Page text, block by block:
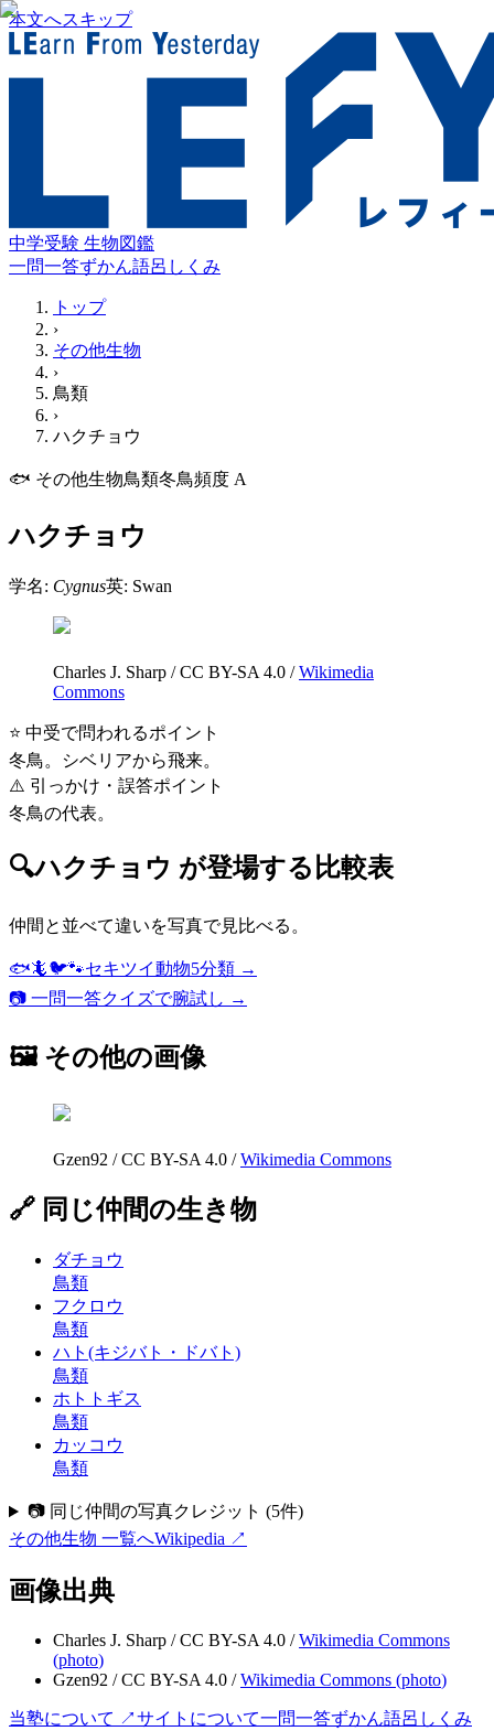
本文へスキップ
中学受験 生物図鑑
一問一答ずかん語呂 しくみ
トップ
›
その他生物
›
鳥類
›
ハクチョウ
🐟 その他生物鳥類冬鳥頻度 A
ハクチョウ
学名: Cygnus英: Swan
Charles J. Sharp /CC BY-SA 4.0 / Wikimedia
Commons
⭐ 中受で問われるポイント
冬鳥。シベリアから飛来。
⚠️ 引っかけ・誤答ポイント
冬鳥の代表。
🔍ハクチョウ が登場する比較表
仲間と並べて違いを写真で見比べる。
🐟🦎🐦🐾セキツイ動物5分類 →
📷 一問一答クイズで腕試し →
🖼 その他の画像
Gzen92 /CC BY-SA 4.0 / Wikimedia Commons
🔗 同じ仲間の生き物
ダチョウ
鳥類
フクロウ
鳥類
ハト(キジバト・ドバト)
鳥類
ホトトギス
鳥類
カッコウ
鳥類
📷 同じ仲間の写真クレジット (5件)
その他生物 一覧へWikipedia ↗
画像出典
Charles J. Sharp /CC BY-SA 4.0 / Wikimedia Commons
(photo)
Gzen92 /CC BY-SA 4.0 / Wikimedia Commons (photo)
当塾について ↗サイトについて一問一答ずかん語呂 しくみ